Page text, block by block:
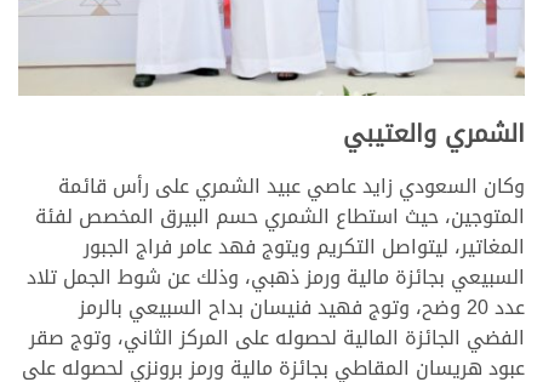
الشمري والعتيبي
وكان السعودي زايد عاصي عبيد الشمري على رأس قائمة
المتوجين، حيث استطاع الشمري حسم البيرق المخصص لفئة
المغاتير، ليتواصل التكريم ويتوج فهد عامر فراج الجبور
السبيعي بجائزة مالية ورمز ذهبي، وذلك عن شوط الجمل تلاد
عدد 20 وضح، وتوج فهيد فنيسان بداح السبيعي بالرمز
الفضي الجائزة المالية لحصوله على المركز الثاني، وتوج صقر
عبود هريسان المقاطي بجائزة مالية ورمز برونزي لحصوله على